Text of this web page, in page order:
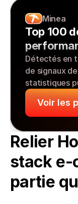
Minea
Top 100
Détectés en
de signaux
statistiques
Voir les
Relier
stack e-
partie